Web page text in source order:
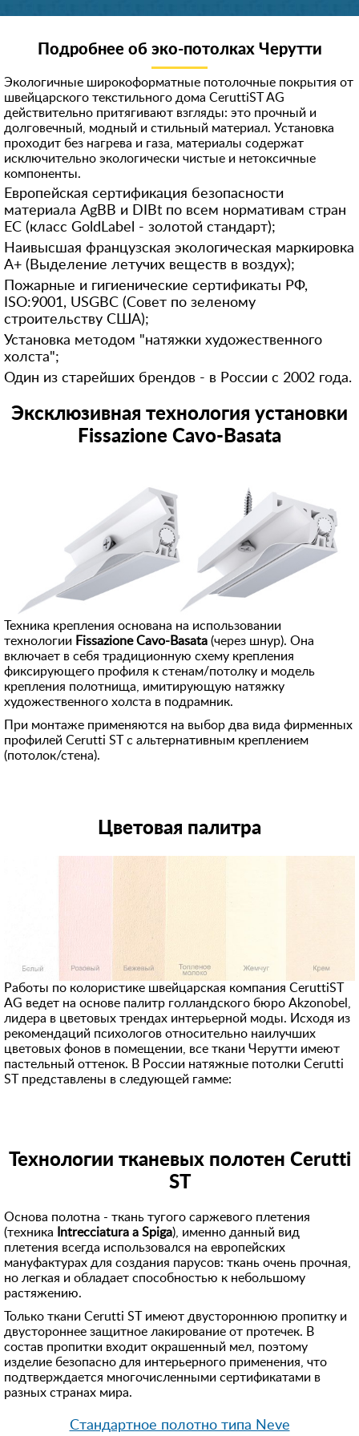
Подробнее об эко-потолках Черутти
Экологичные широкоформатные потолочные покрытия от
швейцарского текстильного дома CeruttiST AG
действительно притягивают взгляды: это прочный и
долговечный, модный и стильный материал. Установка
проходит без нагрева и газа, материалы содержат
исключительно экологически чистые и нетоксичные
компоненты.
Европейская сертификация безопасности
материала AgBB и DIBt по всем нормативам стран
ЕС (класс GoldLabel - золотой стандарт);
Наивысшая французская экологическая маркировка
А+ (Выделение летучих веществ в воздух);
Пожарные и гигиенические сертификаты РФ,
ISO:9001, USGBC (Совет по зеленому
строительству США);
Установка методом "натяжки художественного
холста";
Один из старейших брендов - в России с 2002 года.
Эксклюзивная технология установки
Fissazione Cavo-Basata
Техника крепления основана на использовании
технологии Fissazione Cavo-Basata (через шнур). Она
включает в себя традиционную схему крепления
фиксирующего профиля к стенам/потолку и модель
крепления полотнища, имитирующую натяжку
художественного холста в подрамник.
При монтаже применяются на выбор два вида фирменных
профилей Cerutti ST с альтернативным креплением
(потолок/стена).
Цветовая палитра
Работы по колористике швейцарская компания CeruttiST
AG ведет на основе палитр голландского бюро Akzonobel,
лидера в цветовых трендах интерьерной моды. Исходя из
рекомендаций психологов относительно наилучших
цветовых фонов в помещении, все ткани Черутти имеют
пастельный оттенок. В России натяжные потолки Cerutti
ST представлены в следующей гамме:
Технологии тканевых полотен Cerutti
ST
Основа полотна - ткань тугого саржевого плетения
(техника
Intrecciatura a Spiga), именно данный вид
плетения всегда использовался на европейских
мануфактурах для создания парусов: ткань очень прочная,
но легкая и обладает способностью к небольшому
растяжению.
Только ткани Cerutti ST имеют двустороннюю пропитку и
двустороннее защитное лакирование от протечек. В
состав пропитки входит окрашенный мел, поэтому
изделие безопасно для интерьерного применения, что
подтверждается многочисленными сертификатами в
разных странах мира.
Стандартное полотно типа Neve